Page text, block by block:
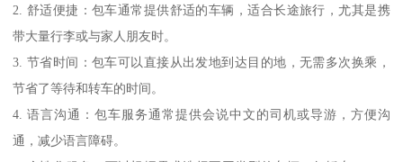
2. 舒适便捷：包车通常提供舒适的车辆，适合长途旅行，尤其是携
带大量行李或与家人朋友时。
3. 节省时间：包车可以直接从出发地到达目的地，无需多次换乘，
节省了等待和转车的时间。
4. 语言沟通：包车服务通常提供会说中文的司机或导游，方便沟
通，减少语言障碍。